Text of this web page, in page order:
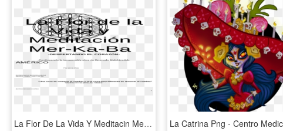
La Flor De La Vida Y Meditacin Merkaba Despertando - Circle, HD Png Download